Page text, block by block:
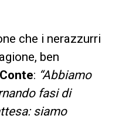
che i nerazzurri
ben
Conte: “Abbiamo
fasi di
siamo